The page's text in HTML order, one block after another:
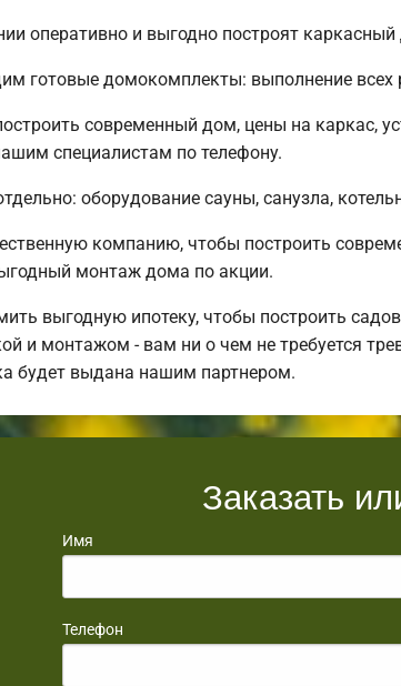
оперативно и выгодно построят
готовые домокомплекты: выполнение всех
современный дом, цены на
специалистам по телефону.
оборудование сауны, санузла,
компанию, чтобы построить
монтаж дома по акции.
выгодную ипотеку, чтобы построить
и монтажом - вам ни о чем не требуется
будет выдана нашим партнером.
Заказать
Имя
Телефон